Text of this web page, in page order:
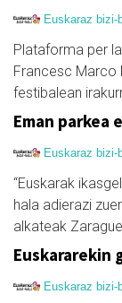
Euskaraz bizi-
Plataforma per
Francesc Marco
festibalean
Eman parkea
Euskaraz bizi-
“Euskarak
hala adierazi
alkateak
Euskararekin
Euskaraz bizi-